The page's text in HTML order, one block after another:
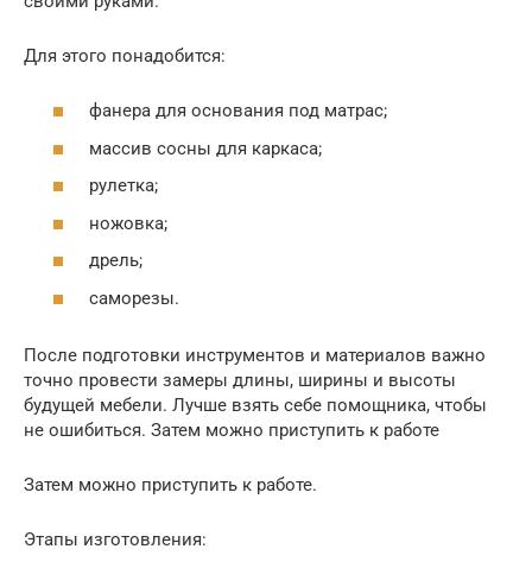
Для этого понадобится:
фанера для основания под матрас;
массив сосны для каркаса;
рулетка;
ножовка;
дрель;
саморезы.
После подготовки инструментов и материалов важно
точно провести замеры длины, ширины и высоты
будущей мебели. Лучше взять себе помощника, чтобы
не ошибиться. Затем можно приступить к работе
Затем можно приступить к работе.
Этапы изготовления: